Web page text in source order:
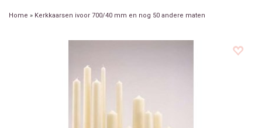
Home » Kerkkaarsen ivoor 700/40 mm en nog 50 andere maten